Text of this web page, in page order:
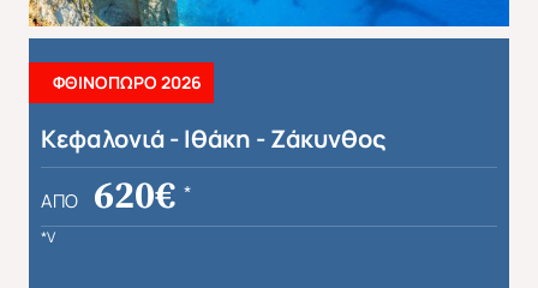
Απευθείας απο Ηράκλειο Εκτός Ευρώπης
ΦΘΙΝΟΠΩΡΟ 2026
Κεφαλονιά - Ιθάκη - Ζάκυνθος
ΑΠΌ 620€ *
*V